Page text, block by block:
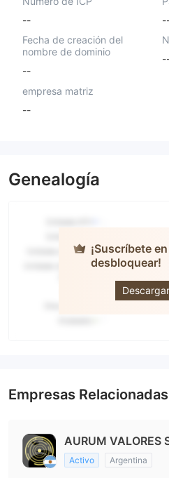
--
Fecha de creación del
nombre de dominio
--
empresa matriz
--
Genealogía
¡Suscríbete
desbloquear!
Aurum
Empresas Relacionadas
AURUM VALORES
Activo Argentina